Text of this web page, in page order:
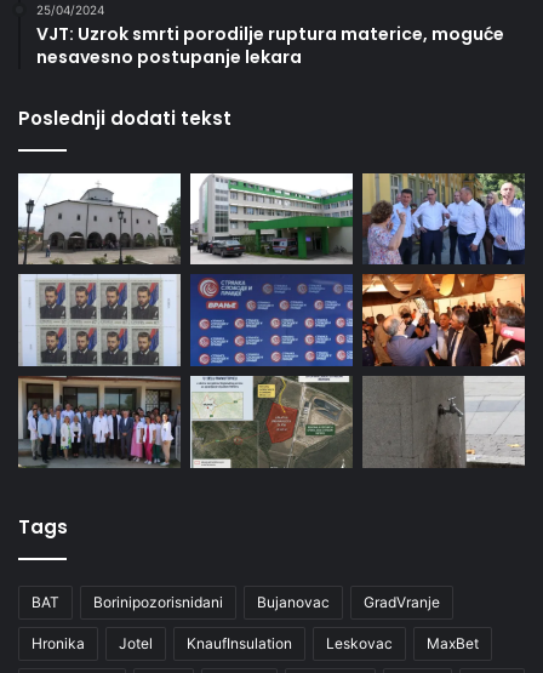
25/04/2024
VJT: Uzrok smrti porodilje ruptura materice, moguće
nesavesno postupanje lekara
Poslednji dodati tekst
Tags
BAT Borinipozorisnidani Bujanovac GradVranje
Hronika Jotel KnaufInsulation Leskovac MaxBet